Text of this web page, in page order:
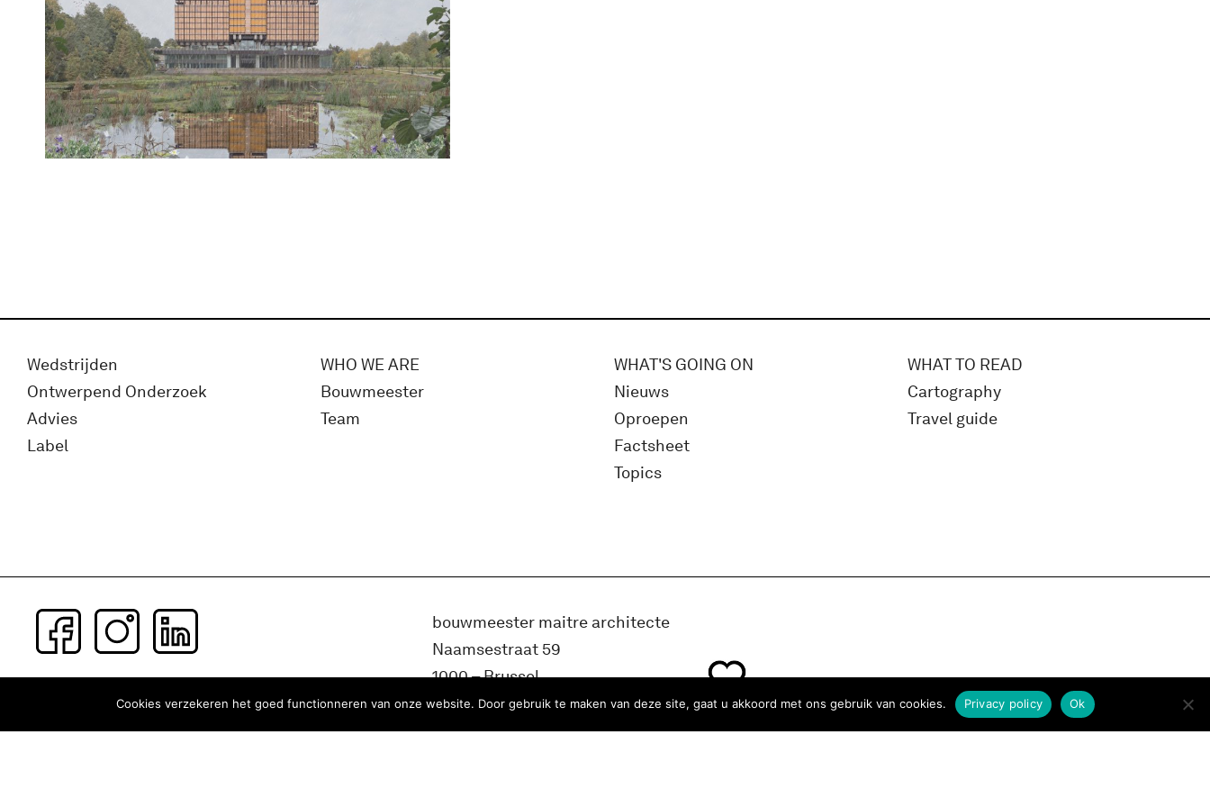
Wedstrijden
Ontwerpend Onderzoek
Advies
Label
WHO WE ARE
Bouwmeester
Team
WHAT'S GOING ON
Nieuws
Oproepen
Factsheet
Topics
WHAT TO READ
Cartography
Travel guide
Subscribe to our newsletter
bouwmeester maitre architecte
Naamsestraat 59
1000 – Brussel
België
Cookies verzekeren het goed functionneren van onze website. Door gebruik te maken van deze site, gaat u akkoord met ons gebruik van cookies. Ok
Privacy policy